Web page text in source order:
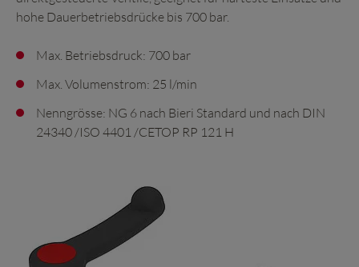
hohe Dauerbetriebsdrücke bis 700 bar.
Max. Betriebsdruck: 700 bar
Max. Volumenstrom: 25 l/min
Nenngrösse: NG 6 nach Bieri Standard und nach DIN
24340 /ISO 4401 /CETOP RP 121 H